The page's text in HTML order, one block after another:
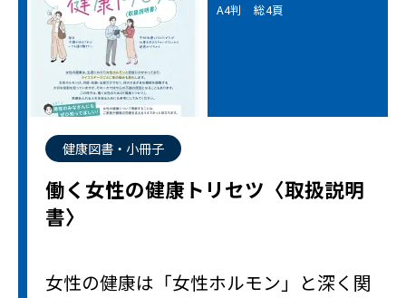
A4判 総4頁
健康図書・小冊子
働く女性の健康トリセツ〈取扱説明
書〉
女性の健康は「女性ホルモン」と深く関